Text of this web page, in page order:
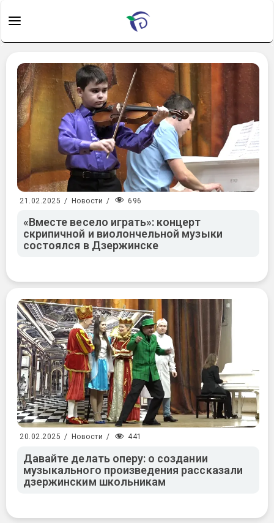
21.02.2025 / Новости / 696
«Вместе весело играть»: концерт
скрипичной и виолончельной музыки
состоялся в Дзержинске
20.02.2025 / Новости / 441
Давайте делать оперу: о создании
музыкального произведения рассказали
дзержинским школьникам